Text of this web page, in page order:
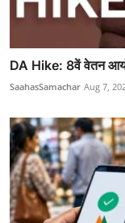
DA Hike: 8वें वेतन
SaahasSamachar Aug 7,